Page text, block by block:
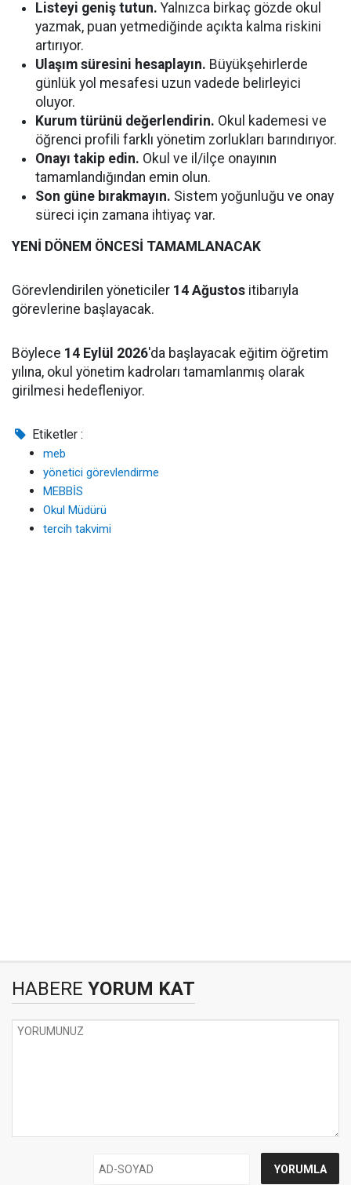
Listeyi geniş tutun. Yalnızca birkaç gözde okul
yazmak, puan yetmediğinde açıkta kalma riskini
artırıyor.
Ulaşım süresini hesaplayın. Büyükşehirlerde
günlük yol mesafesi uzun vadede belirleyici
oluyor.
Kurum türünü değerlendirin. Okul kademesi ve
öğrenci profili farklı yönetim zorlukları barındırıyor.
Onayı takip edin. Okul ve il/ilçe onayının
tamamlandığından emin olun.
Son güne bırakmayın. Sistem yoğunluğu ve onay
süreci için zamana ihtiyaç var.
YENİ DÖNEM ÖNCESİ TAMAMLANACAK
Görevlendirilen yöneticiler 14 Ağustos itibarıyla
görevlerine başlayacak.
Böylece 14 Eylül 2026'da başlayacak eğitim öğretim
yılına, okul yönetim kadroları tamamlanmış olarak
girilmesi hedefleniyor.
Etiketler :
meb
yönetici görevlendirme
MEBBİS
Okul Müdürü
tercih takvimi
HABERE YORUM KAT